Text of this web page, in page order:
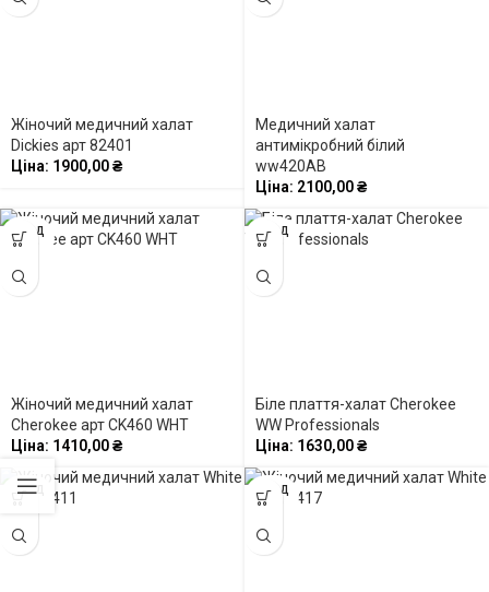
Жіночий медичний халат
Dickies арт 82401
Ціна: 1900,00₴
Медичний халат
антимікробний білий
ww420AB
Ціна: 2100,00₴
ПРОД
АНО
Жіночий медичний халат
Cherokee арт CK460 WHT
Ціна: 1410,00₴
ПРОД
АНО
Біле плаття-халат Cherokee
WW Professionals
Ціна: 1630,00₴
ПРОД
ПРОД
АНО